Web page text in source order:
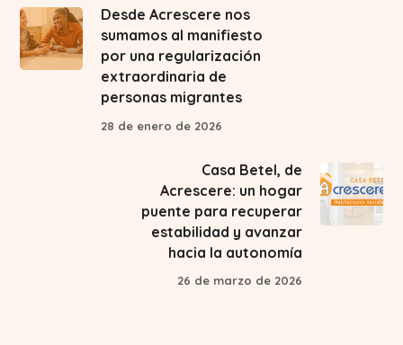
Desde Acrescere nos
sumamos al manifiesto
por una regularización
extraordinaria de
personas migrantes
28 de enero de 2026
Casa Betel, de
Acrescere: un hogar
puente para recuperar
estabilidad y avanzar
hacia la autonomía
26 de marzo de 2026